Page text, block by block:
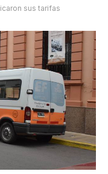
sus tarifas